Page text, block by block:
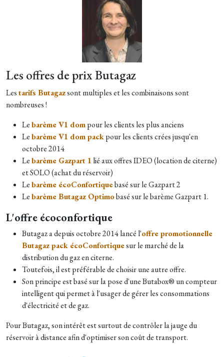
Les offres de prix Butagaz
Lestarifs Butagazsont multiples et les combinaisons sont
nombreuses !
Lebarème V1 dompour les clients les plus anciens
Lebarème V1 dom packpour les clients crées jusqu'en
octobre 2014
Lebarème Gazpart 1 lié aux offres IDEO (location de citerne)
et SOLO (achat du réservoir)
Lebarème écoConfortiquebasé sur le Gazpart 2​
Lebarème Butagaz Optimobasé sur le barème Gazpart 1.
L'offre écoconfortique
Butagaz a depuis octobre 2014 lancé l'offre promotionnelle
Butagaz pack écoConfortiquesur le marché de la
distribution du gaz en citerne.
Toutefois, il est préférable de choisir une autre offre.
Son principe est basé sur la pose d'une Butabox® un compteur
intelligent qui permet à l'usager de gérer les consommations
d'électricité et de gaz.
Pour Butagaz, son intérêt est surtout de contrôler la jauge du
réservoir à distance afin d'optimiser son coût de transport.